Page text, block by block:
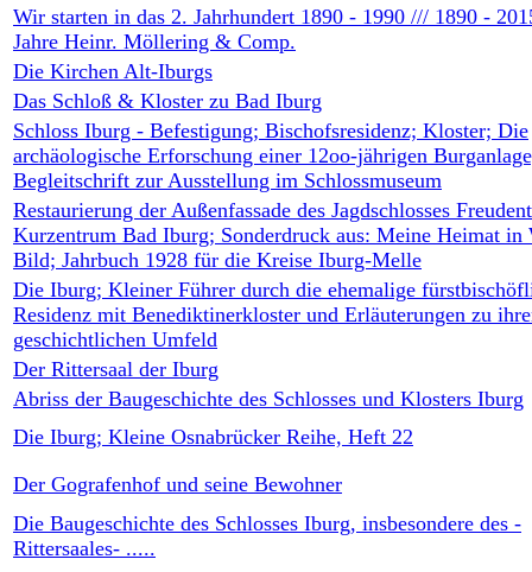
Wir starten in das 2. Jahrhundert 1890 - 1990 /// 1890 -
Jahre Heinr. Möllering & Comp.
Die Kirchen Alt-Iburgs
Das Schloß & Kloster zu Bad Iburg
Schloss Iburg - Befestigung; Bischofsresidenz; Kloster; Die
archäologische Erforschung einer 12oo-jährigen
Begleitschrift zur Ausstellung im Schlossmuseum
Restaurierung der Außenfassade des Jagdschlosses
Kurzentrum Bad Iburg; Sonderdruck aus: Meine Heimat in
Bild; Jahrbuch 1928 für die Kreise Iburg-Melle
Die Iburg; Kleiner Führer durch die ehemalige
Residenz mit Benediktinerkloster und Erläuterungen zu
geschichtlichen Umfeld
Der Rittersaal der Iburg
Abriss der Baugeschichte des Schlosses und Klosters Iburg
Die Iburg; Kleine Osnabrücker Reihe, Heft 22
Der Gografenhof und seine Bewohner
Die Baugeschichte des Schlosses Iburg, insbesondere des -
Rittersaales- .....